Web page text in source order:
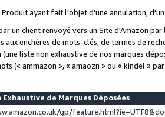
ayant fait l'objet d'une annulation,
un client renvoyé vers un Site d'Amazon
aux enchères de mots-clés, de termes de
liste non exhaustive de nos marques
(« ammazon », « amaozn » ou « kindel »
Exhaustive de Marques Déposées
gp/